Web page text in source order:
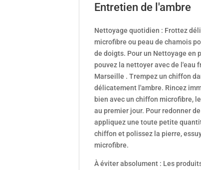
Entretien de l'ambre
Nettoyage quotidien : Frottez
microfibre ou peau de chamois
de doigts. Pour un Nettoyage en
pouvez la nettoyer avec de l'eau
Marseille . Trempez un chiffon
délicatement l'ambre. Rincez
bien avec un chiffon microfibre,
au premier jour. Pour redonner
appliquez une toute petite
chiffon et polissez la pierre,
microfibre.
À éviter absolument : Les